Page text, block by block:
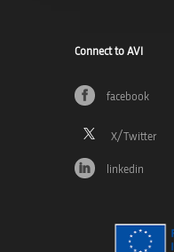
Connect to AVI
facebook
linkedin